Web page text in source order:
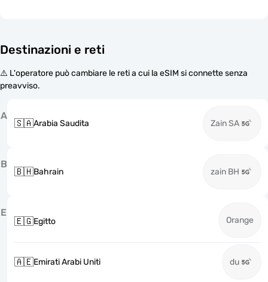
Destinazioni e reti
⚠️ L'operatore può cambiare le reti a cui la eSIM si connette senza
preavviso.
A
🇸🇦Arabia Saudita Zain SA
B
🇧🇭Bahrain zain BH
E
🇪🇬Egitto Orange
🇦🇪Emirati Arabi Uniti du